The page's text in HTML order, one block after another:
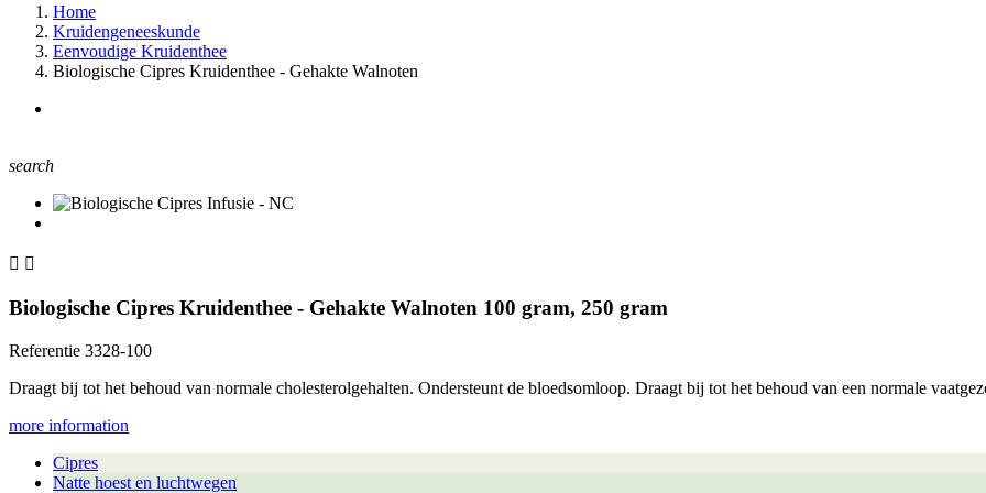
Home
Kruidengeneeskunde
Eenvoudige Kruidenthee
Biologische Cipres Kruidenthee - Gehakte Walnoten
search
 
Biologische Cipres Kruidenthee - Gehakte Walnoten 100 gram, 250 gram
Referentie 3328-100
Draagt bij tot het behoud van normale cholesterolgehalten. Ondersteunt de bloedsomloop. Draagt bij tot het behoud van een normale
more information
Cipres
Natte hoest en luchtwegen